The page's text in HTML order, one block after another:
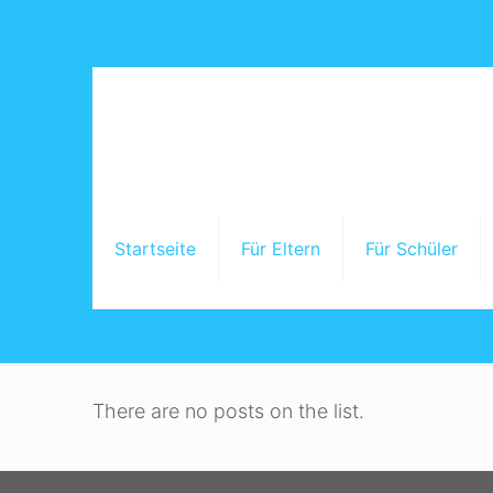
Startseite Für Eltern Für Schüler
There are no posts on the list.